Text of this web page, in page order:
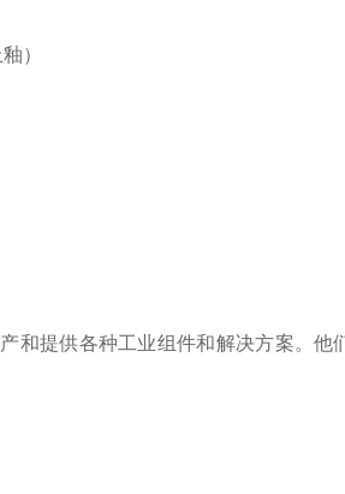
）
和提供各种工业组件和解决方案。他